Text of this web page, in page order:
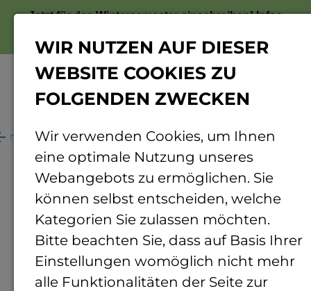
Jetzt für das Wintersemester einschreiben!Infos
Personenverzeichnis Personendetails
WIR NUTZEN AUF DIESER
WEBSITE COOKIES ZU
FOLGENDEN ZWECKEN
Wir verwenden Cookies, um Ihnen
eine optimale Nutzung unseres
Webangebots zu ermöglichen. Sie
können selbst entscheiden, welche
Kategorien Sie zulassen möchten.
Bitte beachten Sie, dass auf Basis Ihrer
Einstellungen womöglich nicht mehr
alle Funktionalitäten der Seite zur